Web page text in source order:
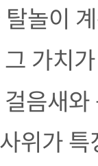
놀이
가치
음새
위가 특